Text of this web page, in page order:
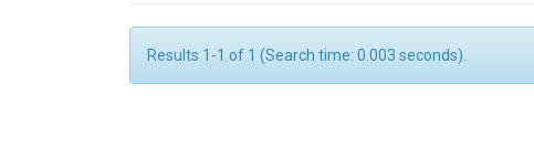
Results 1-1 of 1 (Search time: 0.003 seconds).